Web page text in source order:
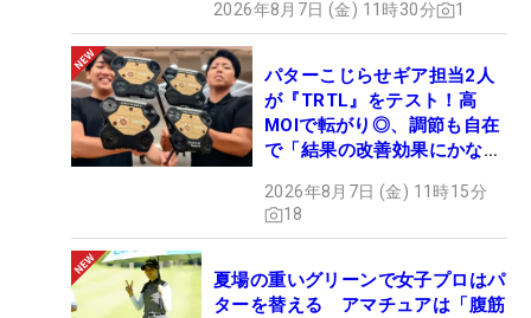
2026年8月7日 (金) 11時30分 1
パターこじらせギア担当2人
が『TRTL』をテスト！高
MOIで転がり◎、調節も自在
で「結果の改善効果にかなり
2026年8月7日 (金) 11時15分
18
夏場の重いグリーンで女子プロはパ
ターを替える アマチュアは「腹筋